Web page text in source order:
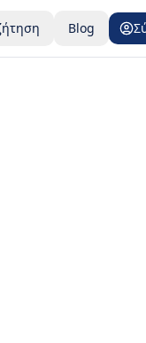
Blog